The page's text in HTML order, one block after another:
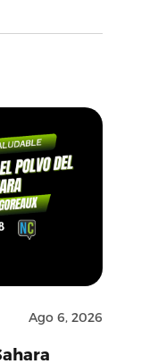
Ago 6, 2026